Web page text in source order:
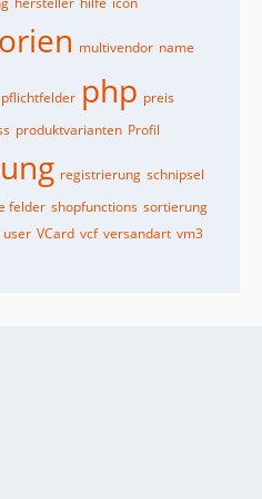
multivendor name
pflichtfelder php preis
produktvarianten Profil
registrierung schnipsel
felder shopfunctions sortierung
user VCard vcf versandart vm3